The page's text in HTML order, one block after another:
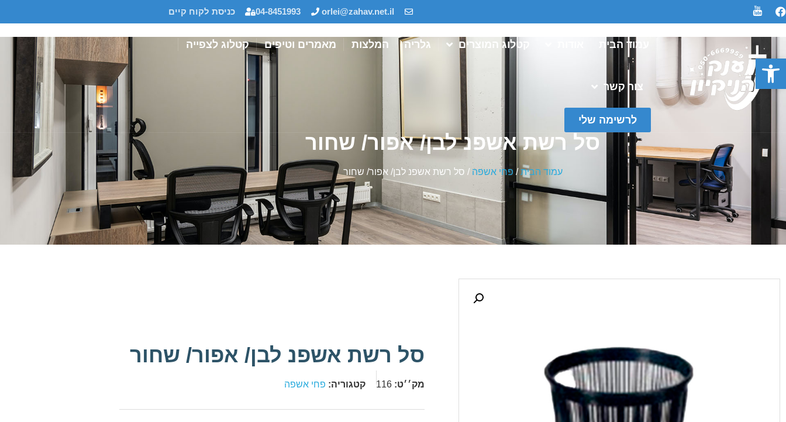
פתח סרגל נגישות
orlei@zahav.net.il
04-8451993 כניסת לקוח קיים
עמוד הבית קטלוג המוצרים גלריה המלצות מאמרים וטיפים קטלוג לצפייה
צור קשר
לרשימה שלי
סל רשת אשפנ לבן/ אפור/ שחור
עמוד הבית/ פחי אשפה / סל רשת אשפנ לבן/ אפור/ שחור
סל רשת אשפנ לבן/ אפור/ שחור
מק׳׳ט: 116 קטגוריה: פחי אשפה